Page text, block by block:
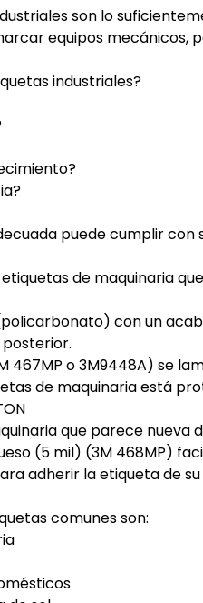
son lo
equipos mecánicos,
industriales?
puede cumplir con
de maquinaria
con un
467MP o 3M9448A) se
de maquinaria está
que parece nueva
(5 mil) (3M 468MP)
adherir la etiqueta de
comunes son: